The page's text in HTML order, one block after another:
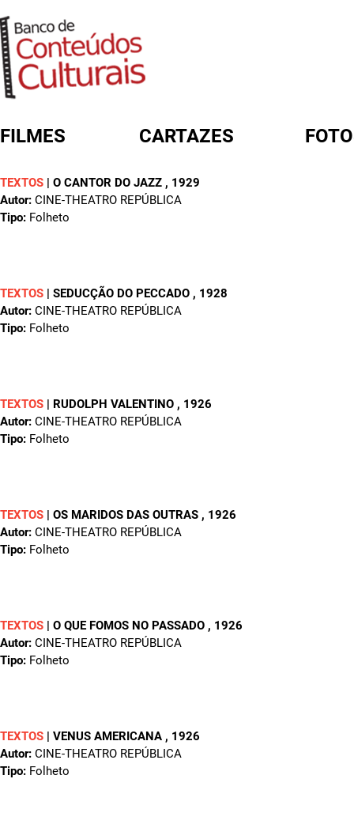
FILMES CARTAZES
TEXTOS | O CANTOR DO JAZZ , 1929
Autor: CINE-THEATRO REPÚBLICA
Tipo: Folheto
TEXTOS | SEDUCÇÃO DO PECCADO , 1928
Autor: CINE-THEATRO REPÚBLICA
Tipo: Folheto
TEXTOS | RUDOLPH VALENTINO , 1926
Autor: CINE-THEATRO REPÚBLICA
Tipo: Folheto
TEXTOS | OS MARIDOS DAS OUTRAS , 1926
Autor: CINE-THEATRO REPÚBLICA
Tipo: Folheto
TEXTOS | O QUE FOMOS NO PASSADO , 1926
Autor: CINE-THEATRO REPÚBLICA
Tipo: Folheto
TEXTOS | VENUS AMERICANA , 1926
Autor: CINE-THEATRO REPÚBLICA
Tipo: Folheto
FORMULÁRIO DE BUSCA